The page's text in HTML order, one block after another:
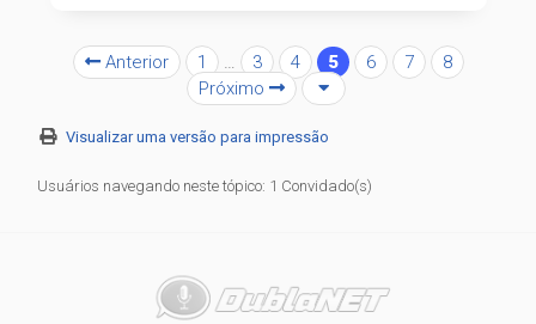
Anterior 1 … 3 4 5 6 7
8
Próximo
Visualizar uma versão para impressão
Usuários navegando neste tópico: 1 Convidado(s)